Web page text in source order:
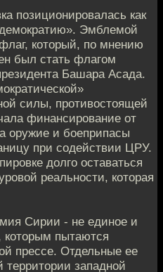
позиционировалась как
Эмблемой
который, по мнению
был стать флагом
Башара Асада.
силы, противостоящей
финансирование от
оружие и боеприпасы
при содействии ЦРУ.
долго оставаться
реальности, которая
Сирии - не единое и
которым пытаются
прессе. Отдельные ее
территории западной